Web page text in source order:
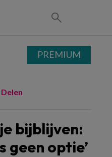
Delen
bijblijven:
geen optie’
PREMIUM